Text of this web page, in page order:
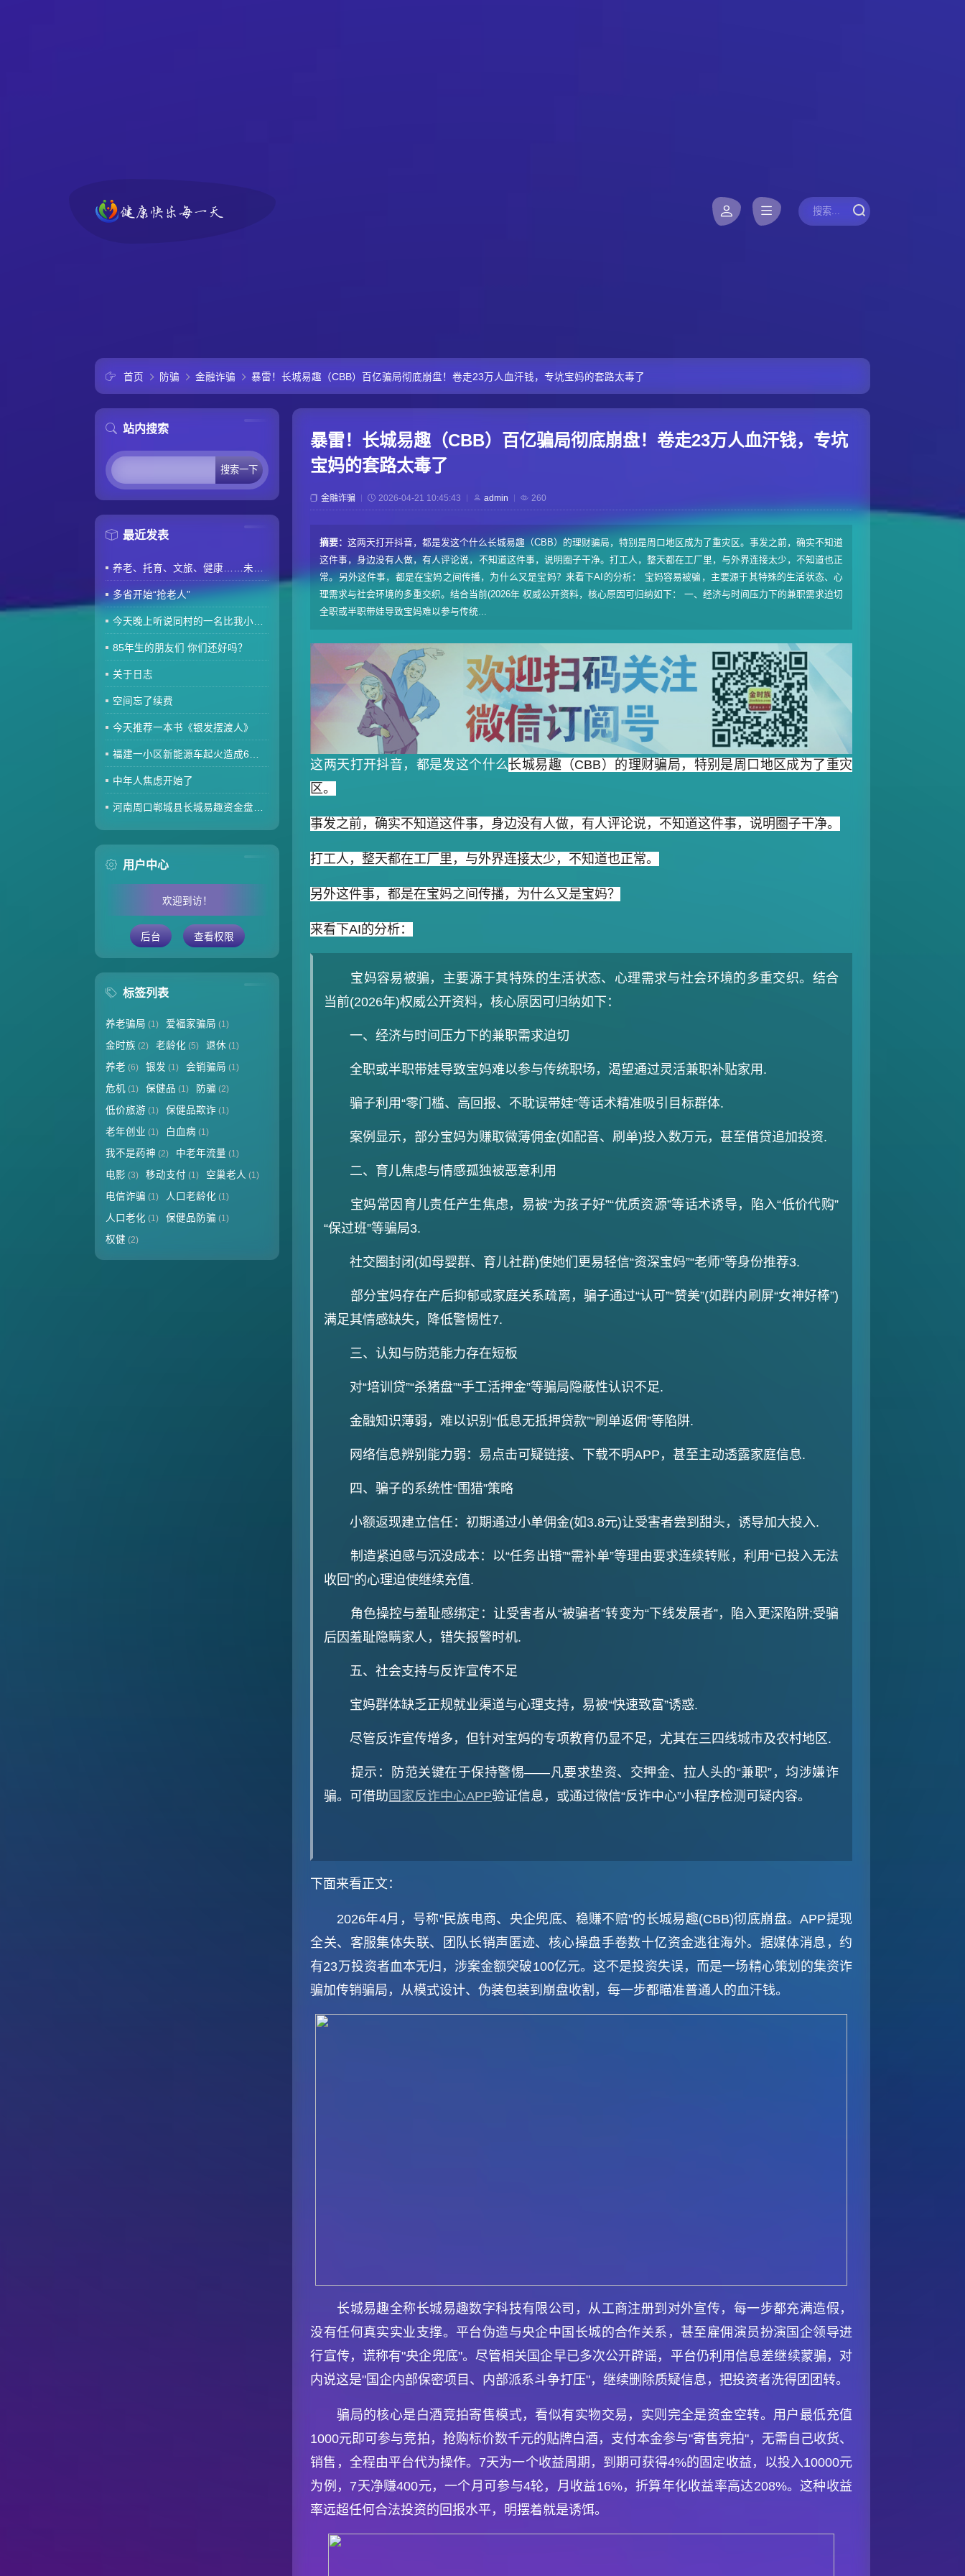
首页 防骗 金融诈骗 暴雷！长城易趣（CBB）百亿骗局彻底崩盘！卷走23万人血汗钱，专坑宝妈的套路太毒了
站内搜索
最近发表
养老、托育、文旅、健康……未来5年消费“路线图”来了
多省开始“抢老人”
今天晚上听说同村的一名比我小两岁的80后因肾衰竭去世了
85年生的朋友们 你们还好吗？
关于日志
空间忘了续费
今天推荐一本书《银发摆渡人》
福建一小区新能源车起火造成6车焚毁，损失数百万元，起火车主未购商业险无力赔偿
中年人焦虑开始了
河南周口郸城县长城易趣资金盘暴雷，全国涉案金额达几百亿，拉人提成10%7天4%收益骗局再现，天天反诈还上当终究是贪心作祟
用户中心
欢迎到访！
后台 查看权限
标签列表
养老骗局 (1) 爱福家骗局 (1)
金时族 (2) 老龄化 (5) 退休 (1)
养老 (6) 银发 (1) 会销骗局 (1)
危机 (1) 保健品 (1) 防骗 (2)
低价旅游 (1) 保健品欺诈 (1)
老年创业 (1) 白血病 (1)
我不是药神 (2) 中老年流量 (1)
电影 (3) 移动支付 (1) 空巢老人 (1)
电信诈骗 (1) 人口老龄化 (1)
人口老化 (1) 保健品防骗 (1)
权健 (2)
暴雷！长城易趣（CBB）百亿骗局彻底崩盘！卷走23万人血汗钱，专坑
宝妈的套路太毒了
金融诈骗 2026-04-21 10:45:43 admin 260
摘要：这两天打开抖音，都是发这个什么长城易趣（CBB）的理财骗局，特别是周口地区成为了重灾区。事发之前，确实不知道
这件事，身边没有人做，有人评论说，不知道这件事，说明圈子干净。打工人，整天都在工厂里，与外界连接太少，不知道也正
常。另外这件事，都是在宝妈之间传播，为什么又是宝妈？来看下AI的分析： 宝妈容易被骗，主要源于其特殊的生活状态、心
理需求与社会环境的多重交织。结合当前(2026年 权威公开资料，核心原因可归纳如下： ‌一、经济与时间压力下的兼职需求迫切‌
全职或半职带娃导致宝妈难以参与传统...
这两天打开抖音，都是发这个什么长城易趣（CBB）的理财骗局，特别是周口地区成为了重灾
区。
事发之前，确实不知道这件事，身边没有人做，有人评论说，不知道这件事，说明圈子干净。
打工人，整天都在工厂里，与外界连接太少，不知道也正常。
另外这件事，都是在宝妈之间传播，为什么又是宝妈？
来看下AI的分析：
宝妈容易被骗，主要源于其特殊的生活状态、心理需求与社会环境的多重交织。结合
当前(2026年)权威公开资料，核心原因可归纳如下：
‌一、经济与时间压力下的兼职需求迫切‌
全职或半职带娃导致宝妈难以参与传统职场，渴望通过灵活兼职补贴家用‌.
骗子利用“零门槛、高回报、不耽误带娃”等话术精准吸引目标群体‌.
案例显示，部分宝妈为赚取微薄佣金(如配音、刷单)投入数万元，甚至借贷追加投资‌.
‌二、育儿焦虑与情感孤独被恶意利用‌
宝妈常因育儿责任产生焦虑，易被“为孩子好”“优质资源”等话术诱导，陷入“低价代购”
“保过班”等骗局‌3.
社交圈封闭(如母婴群、育儿社群)使她们更易轻信“资深宝妈”“老师”等身份推荐‌3.
部分宝妈存在产后抑郁或家庭关系疏离，骗子通过“认可”“赞美”(如群内刷屏“女神好棒”)
满足其情感缺失，降低警惕性‌7.
‌三、认知与防范能力存在短板‌
对“培训贷”“杀猪盘”“手工活押金”等骗局隐蔽性认识不足‌.
金融知识薄弱，难以识别“低息无抵押贷款”“刷单返佣”等陷阱‌.
网络信息辨别能力弱：易点击可疑链接、下载不明APP，甚至主动透露家庭信息‌.
‌四、骗子的系统性“围猎”策略‌
‌小额返现建立信任‌：初期通过小单佣金(如3.8元)让受害者尝到甜头，诱导加大投入‌.
‌制造紧迫感与沉没成本‌：以“任务出错”“需补单”等理由要求连续转账，利用“已投入无法
收回”的心理迫使继续充值‌.
‌角色操控与羞耻感绑定‌：让受害者从“被骗者”转变为“下线发展者”，陷入更深陷阱;受骗
后因羞耻隐瞒家人，错失报警时机‌.
‌五、社会支持与反诈宣传不足‌
宝妈群体缺乏正规就业渠道与心理支持，易被“快速致富”诱惑‌.
尽管反诈宣传增多，但针对宝妈的专项教育仍显不足，尤其在三四线城市及农村地区‌.
‌提示‌：防范关键在于保持警惕——‌凡要求垫资、交押金、拉人头的“兼职”，均涉嫌诈
骗‌。可借助 国家反诈中心APP验证信息，或通过微信“反诈中心”小程序检测可疑内容‌。
下面来看正文：
2026年4月，号称"民族电商、央企兜底、稳赚不赔"的长城易趣(CBB)彻底崩盘。APP提现
全关、客服集体失联、团队长销声匿迹、核心操盘手卷数十亿资金逃往海外。据媒体消息，约
有23万投资者血本无归，涉案金额突破100亿元。这不是投资失误，而是一场精心策划的集资诈
骗加传销骗局，从模式设计、伪装包装到崩盘收割，每一步都瞄准普通人的血汗钱。
长城易趣全称长城易趣数字科技有限公司，从工商注册到对外宣传，每一步都充满造假，
没有任何真实实业支撑。平台伪造与央企中国长城的合作关系，甚至雇佣演员扮演国企领导进
行宣传，谎称有"央企兜底"。尽管相关国企早已多次公开辟谣，平台仍利用信息差继续蒙骗，对
内说这是"国企内部保密项目、内部派系斗争打压"，继续删除质疑信息，把投资者洗得团团转。
骗局的核心是白酒竞拍寄售模式，看似有实物交易，实则完全是资金空转。用户最低充值
1000元即可参与竞拍，抢购标价数千元的贴牌白酒，支付本金参与"寄售竞拍"，无需自己收货、
销售，全程由平台代为操作。7天为一个收益周期，到期可获得4%的固定收益，以投入10000元
为例，7天净赚400元，一个月可参与4轮，月收益16%，折算年化收益率高达208%。这种收益
率远超任何合法投资的回报水平，明摆着就是诱饵。